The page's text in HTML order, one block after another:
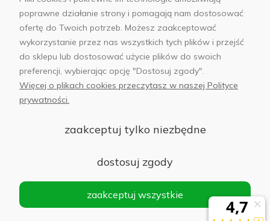
sklep@abfoto.pl
+48 797 971 275
© 2025 Wszelkie prawa zastrzeżone. Serwis własnością:
Sp. z o.o.
Siedziba: 02-486 WARSZAWA, Al. Jerozolimskie 176, NIP
1132646403 KRS nr 0000271999
poprawne działanie strony i pomagają nam dostosować
ofertę do Twoich potrzeb. Możesz zaakceptować
wykorzystanie przez nas wszystkich tych plików i przejść
do sklepu lub dostosować użycie plików do swoich
preferencji, wybierając opcję "Dostosuj zgody".
Więcej o plikach cookies przeczytasz w naszej Polityce
prywatności.
zaakceptuj tylko niezbędne
dostosuj zgody
zaakceptuj wszystkie